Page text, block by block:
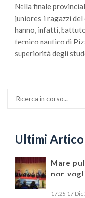
Nella finale
juniores, i ragazzi
hanno, infatti,
tecnico nautico di
superiorità degli
Ultimi
Mare
non
17:25 17